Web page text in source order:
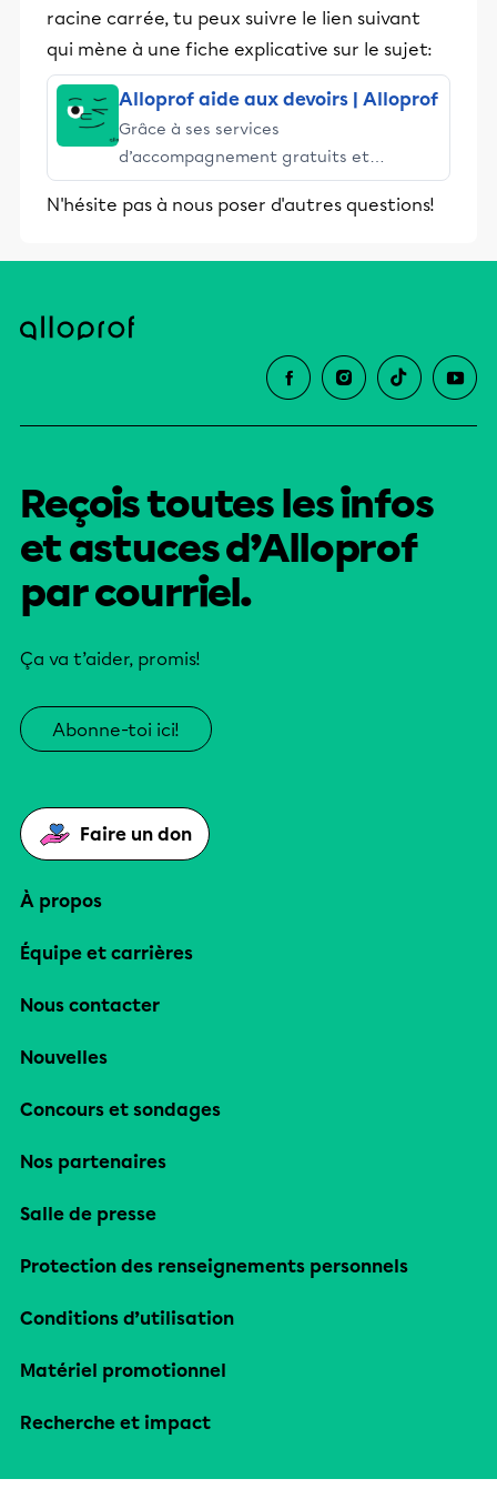
racine carrée, tu peux suivre le lien suivant
qui mène à une fiche explicative sur le sujet:
Alloprof aide aux devoirs | Alloprof
Grâce à ses services
d’accompagnement gratuits et
stimulants, Alloprof engage les élèves
et leurs parents dans la réussite
N'hésite pas à nous poser d'autres questions!
Reçois toutes les infos
et astuces d’Alloprof
par courriel.
Ça va t’aider, promis!
Abonne-toi ici!
Faire un don
À propos
Équipe et carrières
Nous contacter
Nouvelles
Concours et sondages
Nos partenaires
Salle de presse
Protection des renseignements personnels
Conditions d’utilisation
Matériel promotionnel
Recherche et impact